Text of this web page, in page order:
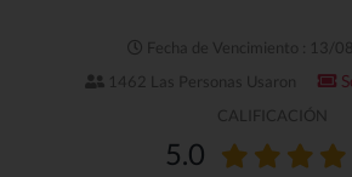
Fecha de Vencimiento : 13/
1462 Las Personas Usaron
CALIFICACIÓN
5.0